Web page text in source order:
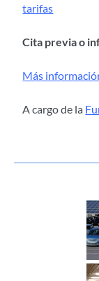
tarifas
Cita previa o
Más
A cargo de la